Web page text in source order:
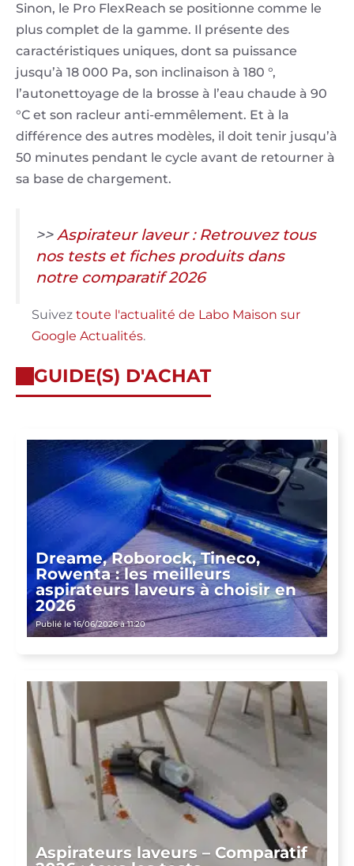
Sinon, le Pro FlexReach se positionne comme le
plus complet de la gamme. Il présente des
caractéristiques uniques, dont sa puissance
jusqu’à 18 000 Pa, son inclinaison à 180 °,
l’autonettoyage de la brosse à l’eau chaude à 90
°C et son racleur anti-emmêlement. Et à la
différence des autres modèles, il doit tenir jusqu’à
50 minutes pendant le cycle avant de retourner à
sa base de chargement.
>>Aspirateur laveur : Retrouvez tous
nos tests et fiches produits dans
notre comparatif 2026
Suivez toute l'actualité de Labo Maison sur
Google Actualités.
GUIDE(S) D'ACHAT
Dreame, Roborock, Tineco,
Rowenta : les meilleurs
aspirateurs laveurs à choisir en
2026
Publié le 16/06/2026 à 11:20
Aspirateurs laveurs – Comparatif